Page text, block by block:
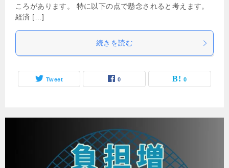
ころがあります。 特に以下の点で懸念されると考えます。
経済 […]
続きを読む
Tweet 0 0